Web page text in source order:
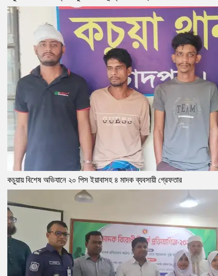
কচুয়ায় বিশেষ অভিযানে ২০ পিস ইয়াবাসহ ৪ মাদক ব্যবসায়ী গ্রেফতার